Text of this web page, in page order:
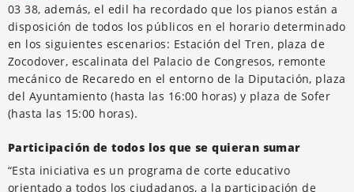
03 38, además, el edil ha recordado que los pianos están a
disposición de todos los públicos en el horario determinado
en los siguientes escenarios: Estación del Tren, plaza de
Zocodover, escalinata del Palacio de Congresos, remonte
mecánico de Recaredo en el entorno de la Diputación, plaza
del Ayuntamiento (hasta las 16:00 horas) y plaza de Sofer
(hasta las 15:00 horas).
Participación de todos los que se quieran sumar
“Esta iniciativa es un programa de corte educativo
orientado a todos los ciudadanos, a la participación de